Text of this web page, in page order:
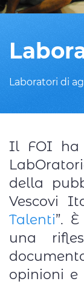
Laboratori di
Il FOI ha
della
Vescovi
Talenti”.
una
opinioni